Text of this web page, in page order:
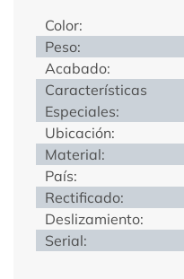
Color:
Peso:
Acabado:
Características
Especiales:
Ubicación:
Material:
País:
Rectificado:
Deslizamiento:
Serial: